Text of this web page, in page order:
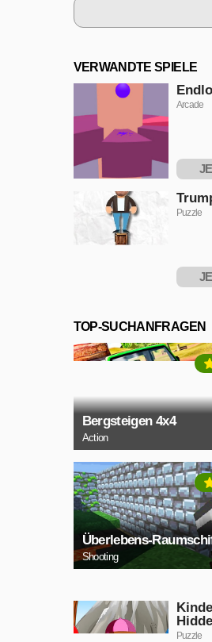
VERWANDTE SPIELE
Arcade
Puzzle
TOP-SUCHANFRAGEN
Bergsteigen 4x4
Action
Überlebens-
Shooting
Puzzle